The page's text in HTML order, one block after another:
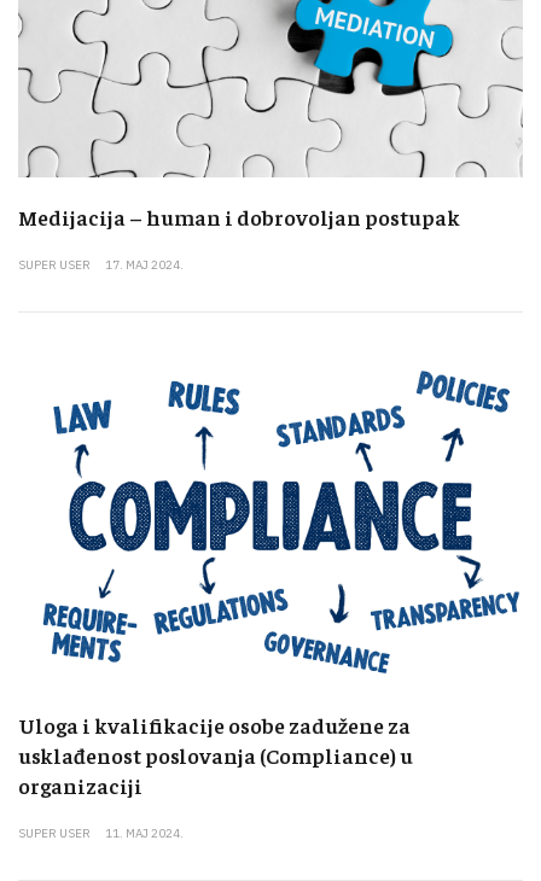
Medijacija – human i dobrovoljan postupak
SUPER USER 17. MAJ 2024.
Uloga i kvalifikacije osobe zadužene za
usklađenost poslovanja (Compliance) u
organizaciji
SUPER USER 11. MAJ 2024.